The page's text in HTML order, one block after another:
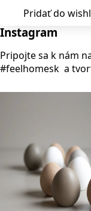
Pridať do
Instagram
Pripojte sa k nám
#feelhomesk a